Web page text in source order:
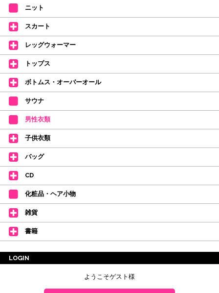
全店、ご予約不要です(18:30まで)。タイツ・ソックス・トウパッドを
持参してください。
皆さまのダンスライフをサポートできるようなさまざまな商品をご紹介して
おります。
【新商品はこちらから】 ←ここをクリック♪
ニット
スカート
レッグウォーマー
トップス
ボトムス・オーバーオール
サウナ
男性衣類
子供衣類
バッグ
CD
化粧品・ヘア小物
雑貨
書籍
LOGIN
ようこそゲスト様